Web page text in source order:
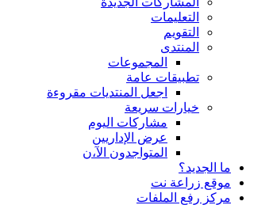
التعليمات
التقويم
المنتدى
المجموعات
تطبيقات عامة
اجعل المنتديات مقروءة
خيارات سريعة
مشاركات اليوم
عرض الإداريين
المتواجدون الآ،ن
ما الجديد؟
موقع زراعة نت
مركز رفع الملفات